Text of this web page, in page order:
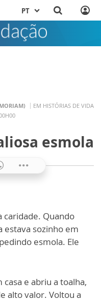
PT
EM HISTÓRIAS DE VIDA
esmola
caridade. Quando
estava sozinho em
esmola. Ele
e abriu a toalha,
alto valor. Voltou a